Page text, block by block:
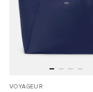
VOYAGEUR